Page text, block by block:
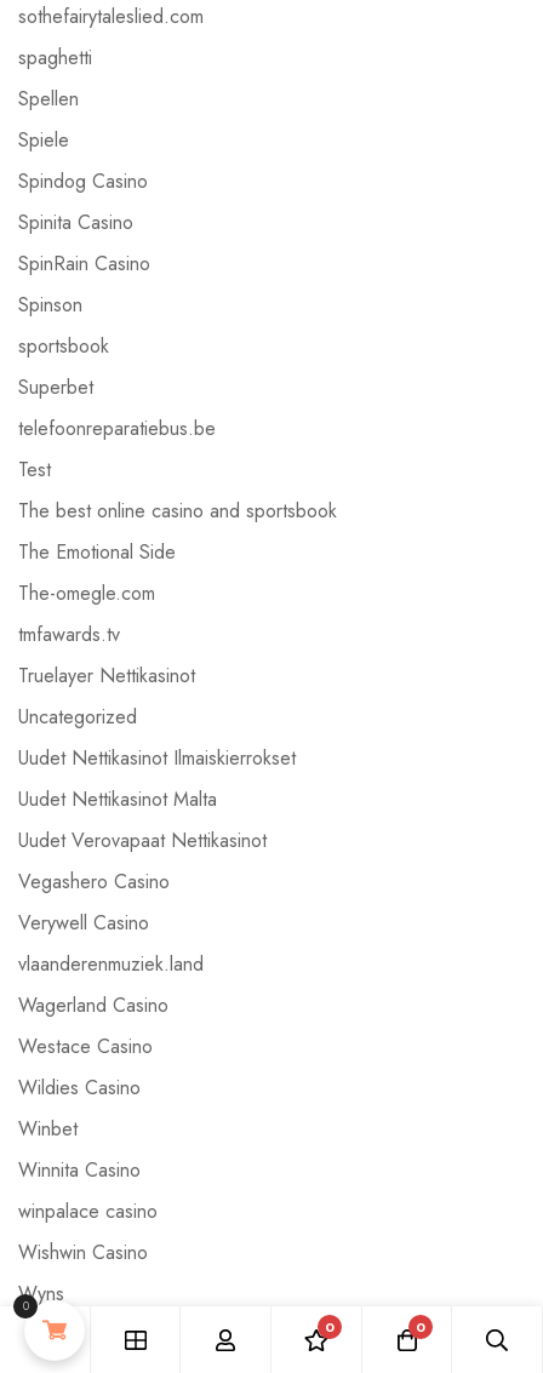
sothefairytaleslied.com
spaghetti
Spellen
Spiele
Spindog Casino
Spinita Casino
SpinRain Casino
Spinson
sportsbook
Superbet
telefoonreparatiebus.be
Test
The best online casino and sportsbook
The Emotional Side
The-omegle.com
tmfawards.tv
Truelayer Nettikasinot
Uncategorized
Uudet Nettikasinot Ilmaiskierrokset
Uudet Nettikasinot Malta
Uudet Verovapaat Nettikasinot
Vegashero Casino
Verywell Casino
vlaanderenmuziek.land
Wagerland Casino
Westace Casino
Wildies Casino
Winbet
Winnita Casino
winpalace casino
Wishwin Casino
Wyns
XX_07_AU_AKS
0 0
0